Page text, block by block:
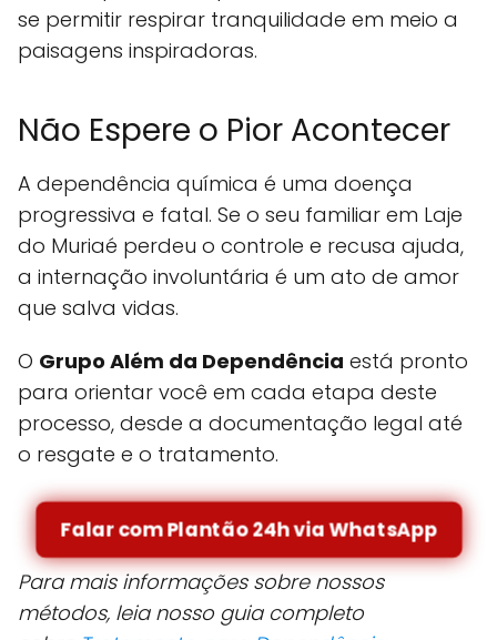
se permitir respirar tranquilidade em meio a
paisagens inspiradoras.
Não Espere o Pior Acontecer
A dependência química é uma doença
progressiva e fatal. Se o seu familiar em Laje
do Muriaé perdeu o controle e recusa ajuda,
a internação involuntária é um ato de amor
que salva vidas.
O Grupo Além da Dependência está pronto
para orientar você em cada etapa deste
processo, desde a documentação legal até
o resgate e o tratamento.
Falar com Plantão 24h via WhatsApp
Para mais informações sobre nossos
métodos, leia nosso guia completo